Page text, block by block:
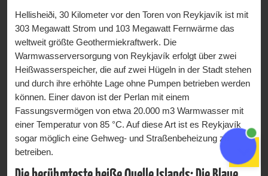
April auf. Wenn der Nachthimmel klar und voller Sterne ist
stehen Ihre Chancen für Nordlichter gut. Gehen Sie, sobald
es dunkel wird, nach draußen und beobachten Sie den
Himmel. Nordlichter treten ganz unerwartet auf und
verschwinden genauso schnell wieder, wie sie erscheinen.
Vergessen Sie nicht, sich warme Kleidung anzuziehen, da es
draußen im Winter sehr kalt ist. Wenn Sie nach draußen
gehen ist es ratsam, sich von künstlich erzeugtem Licht
(Straßenlaternen etc.) fern zu halten. Daher ist es ratsam die
Stadt zur Nordlichtbeobachtung zu verlassen.
Hellisheiði, 30 Kilometer vor den Toren von Reykjavík ist mit
303 Megawatt Strom und 103 Megawatt Fernwärme das
weltweit größte Geothermiekraftwerk. Die
Warmwasserversorgung von Reykjavík erfolgt über zwei
Heißwasserspeicher, die auf zwei Hügeln in der Stadt stehen
und durch ihre erhöhte Lage ohne Pumpen betrieben werden
können. Einer davon ist der Perlan mit einem
Fassungsvermögen von etwa 20.000 m3 Warmwasser mit
einer Temperatur von 85 °C. Auf diese Art ist es Reykjavík
sogar möglich eine Gehweg- und Straßenbeheizung zu
betreiben.